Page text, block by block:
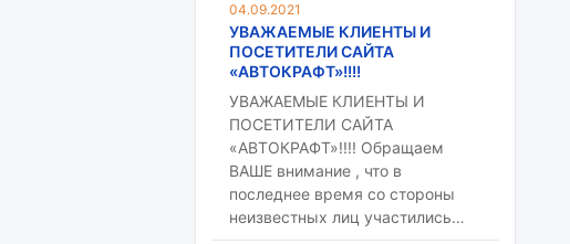
04.09.2021
УВАЖАЕМЫЕ КЛИЕНТЫ И
ПОСЕТИТЕЛИ САЙТА
«АВТОКРАФТ»!!!!
УВАЖАЕМЫЕ КЛИЕНТЫ И
ПОСЕТИТЕЛИ САЙТА
«АВТОКРАФТ»!!!! Обращаем
ВАШЕ внимание , что в
последнее время со стороны
неизвестных лиц участились…